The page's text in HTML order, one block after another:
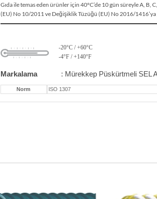
Gıda ile temas eden ürünler için 40°C’de 10 gün süreyle A, B,
(EU) No 10/2011 ve Değişiklik Tüzüğü (EU) No 2016/1416’ya
-20°C / +60°C
-4°F / +140°F
Markalama : Mürekkep Püskürtmeli SEL
Norm ISO 1307